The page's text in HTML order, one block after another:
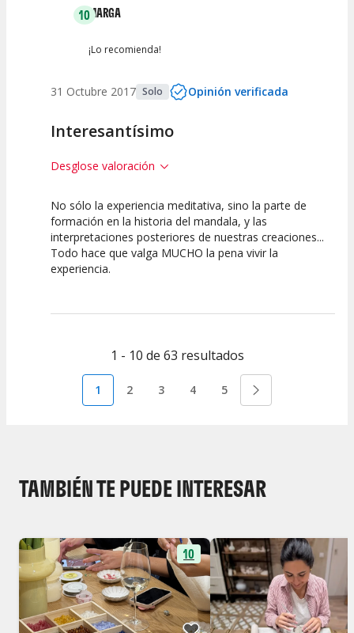
10MARGA
¡Lo recomienda!
31 Octubre 2017 Solo Opinión verificada
Interesantísimo
Desglose valoración
10
Calidad /
Precio
10
Calidad de la
Actividad
10
Atención del
Personal /
No sólo la experiencia meditativa, sino la parte de
formación en la historia del mandala, y las
interpretaciones posteriores de nuestras creaciones...
Todo hace que valga MUCHO la pena vivir la
experiencia.
1 - 10 de 63 resultados
1 2 3 4 5
TAMBIÉN TE PUEDE INTERESAR
10